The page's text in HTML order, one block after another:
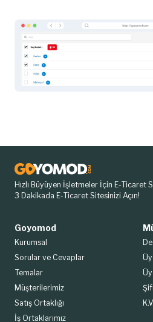
Hızlı Büyüyen İşletmeler İçin E-Ticaret
3 Dakikada E-Ticaret Sitesinizi Açın!
Goyomod
Kurumsal
Sorular ve Cevaplar
Temalar
Müşterilerimiz
Satış Ortaklığı
İş Ortaklarımız